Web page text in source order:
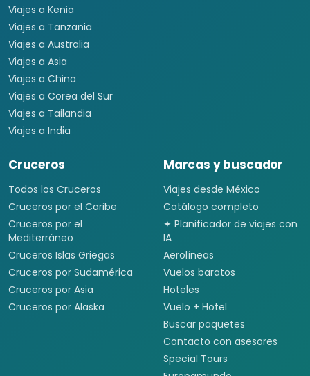
Viajes a Kenia
Viajes a Tanzania
Viajes a Australia
Viajes a Asia
Viajes a China
Viajes a Corea del Sur
Viajes a Tailandia
Viajes a India
Cruceros
Todos los Cruceros
Cruceros por el Caribe
Cruceros por el
Mediterráneo
Cruceros Islas Griegas
Cruceros por Sudamérica
Cruceros por Asia
Cruceros por Alaska
Marcas y buscador
Viajes desde México
Catálogo completo
✦ Planificador de viajes con
IA
Aerolíneas
Vuelos baratos
Hoteles
Vuelo + Hotel
Buscar paquetes
Contacto con asesores
Special Tours